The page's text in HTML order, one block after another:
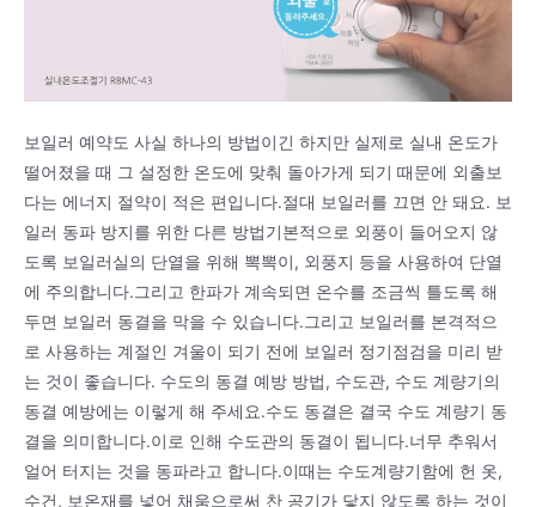
보일러 예약도 사실 하나의 방법이긴 하지만 실제로 실내 온도가
떨어졌을 때 그 설정한 온도에 맞춰 돌아가게 되기 때문에 외출보
다는 에너지 절약이 적은 편입니다.절대 보일러를 끄면 안 돼요. 보
일러 동파 방지를 위한 다른 방법기본적으로 외풍이 들어오지 않
도록 보일러실의 단열을 위해 뽁뽁이, 외풍지 등을 사용하여 단열
에 주의합니다.그리고 한파가 계속되면 온수를 조금씩 틀도록 해
두면 보일러 동결을 막을 수 있습니다.그리고 보일러를 본격적으
로 사용하는 계절인 겨울이 되기 전에 보일러 정기점검을 미리 받
는 것이 좋습니다. 수도의 동결 예방 방법, 수도관, 수도 계량기의
동결 예방에는 이렇게 해 주세요.수도 동결은 결국 수도 계량기 동
결을 의미합니다.이로 인해 수도관의 동결이 됩니다.너무 추워서
얼어 터지는 것을 동파라고 합니다.이때는 수도계량기함에 헌 옷,
수건, 보온재를 넣어 채움으로써 찬 공기가 닿지 않도록 하는 것이